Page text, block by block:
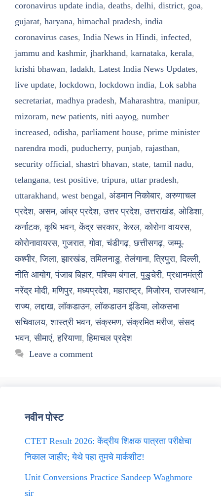
coronavirus update india, deaths, delhi, district, goa,
gujarat, haryana, himachal pradesh, india
coronavirus cases, India News in Hindi, infected,
jammu and kashmir, jharkhand, karnataka, kerala,
krishi bhawan, ladakh, Latest India News Updates,
live update, lockdown, lockdown india, Lok sabha
secretariat, madhya pradesh, Maharashtra, manipur,
mizoram, new patients, niti aayog, number
increased, odisha, parliament house, prime minister
narendra modi, puducherry, punjab, rajasthan,
security official, shastri bhavan, state, tamil nadu,
telangana, test positive, tripura, uttar pradesh,
uttarakhand, west bengal, अंडमान निकोबार, अरुणाचल
प्रदेश, असम, आंध्र प्रदेश,उत्तर प्रदेश,उत्तराखंड, ओडिशा,
कर्नाटक,कृषि भवन,केंद्र सरकार,केरल,कोरोना वायरस,
कोरोनावायरस,गुजरात,गोवा,चंडीगढ़,छत्तीसगढ़,जम्मू-
कश्मीर,जिला,झारखंड,तमिलनाडु,तेलंगाना,त्रिपुरा,दिल्ली,
नीति आयोग,पंजाब बिहार,पश्चिम बंगाल,पुडुचेरी,प्रधानमंत्री
नरेंद्र मोदी,मणिपुर,मध्यप्रदेश,महाराष्ट्र,मिजोरम,राजस्थान,
राज्य,लद्दाख,लॉकडाउन,लॉकडाउन इंडिया,लोकसभा
सचिवालय,शास्त्री भवन,संक्रमण,संक्रमित मरीज,संसद
भवन,सीमाएं,हरियाणा,हिमाचल प्रदेश
Leave a comment
नवीन पोस्ट
CTET Result 2026: केंद्रीय शिक्षक पात्रता परीक्षेचा
निकाल जाहीर; येथे पहा तुमचे मार्कशीट!
Unit Conversions Practice Sandeep Waghmore
sir